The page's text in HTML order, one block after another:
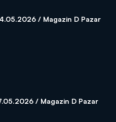
/ Magazin D Pazar
/ Magazin D Pazar